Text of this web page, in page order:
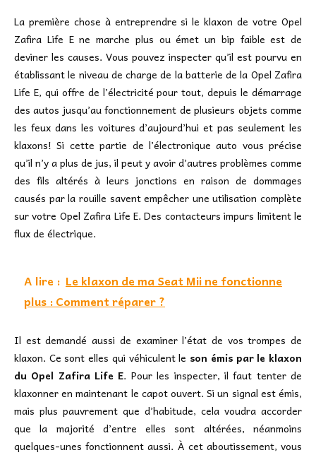
La première chose à entreprendre si le klaxon de votre Opel
Zafira Life E ne marche plus ou émet un bip faible est de
deviner les causes. Vous pouvez inspecter qu’il est pourvu en
établissant le niveau de charge de la batterie de la Opel Zafira
Life E, qui offre de l’électricité pour tout, depuis le démarrage
des autos jusqu’au fonctionnement de plusieurs objets comme
les feux dans les voitures d’aujourd’hui et pas seulement les
klaxons! Si cette partie de l’électronique auto vous précise
qu’il n’y a plus de jus, il peut y avoir d’autres problèmes comme
des fils altérés à leurs jonctions en raison de dommages
causés par la rouille savent empêcher une utilisation complète
sur votre Opel Zafira Life E. Des contacteurs impurs limitent le
flux de électrique.
A lire : Le klaxon de ma Seat Mii ne fonctionne
plus : Comment réparer ?
Il est demandé aussi de examiner l’état de vos trompes de
klaxon. Ce sont elles qui véhiculent le son émis par le klaxon
du Opel Zafira Life E. Pour les inspecter, il faut tenter de
klaxonner en maintenant le capot ouvert. Si un signal est émis,
mais plus pauvrement que d’habitude, cela voudra accorder
que la majorité d’entre elles sont altérées, néanmoins
quelques-unes fonctionnent aussi. À cet aboutissement, vous